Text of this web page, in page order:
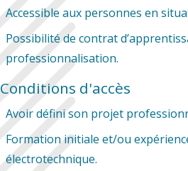
Accessible aux personnes en
Possibilité de contrat
professionnalisation.
Conditions d'accès
Avoir défini son projet
Formation initiale et/ou
électrotechnique.